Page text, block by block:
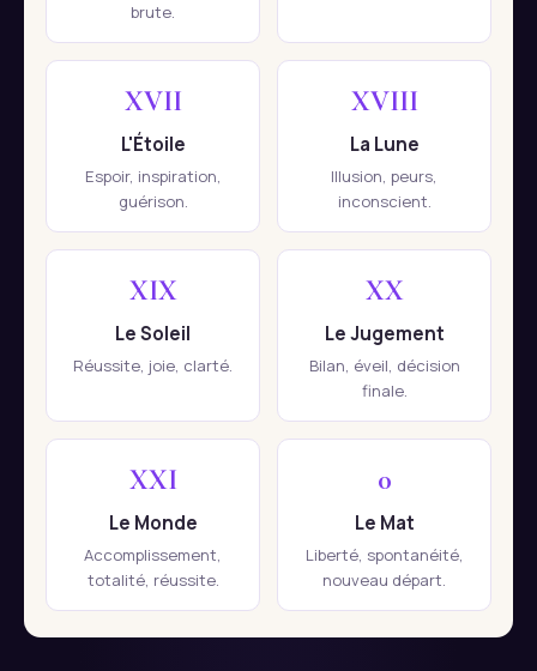
brute.
XVII
L'Étoile
Espoir, inspiration,
guérison.
XVIII
La Lune
Illusion, peurs,
inconscient.
XIX
Le Soleil
Réussite, joie, clarté.
XX
Le Jugement
Bilan, éveil, décision
finale.
XXI
Le Monde
Accomplissement,
totalité, réussite.
0
Le Mat
Liberté, spontanéité,
nouveau départ.